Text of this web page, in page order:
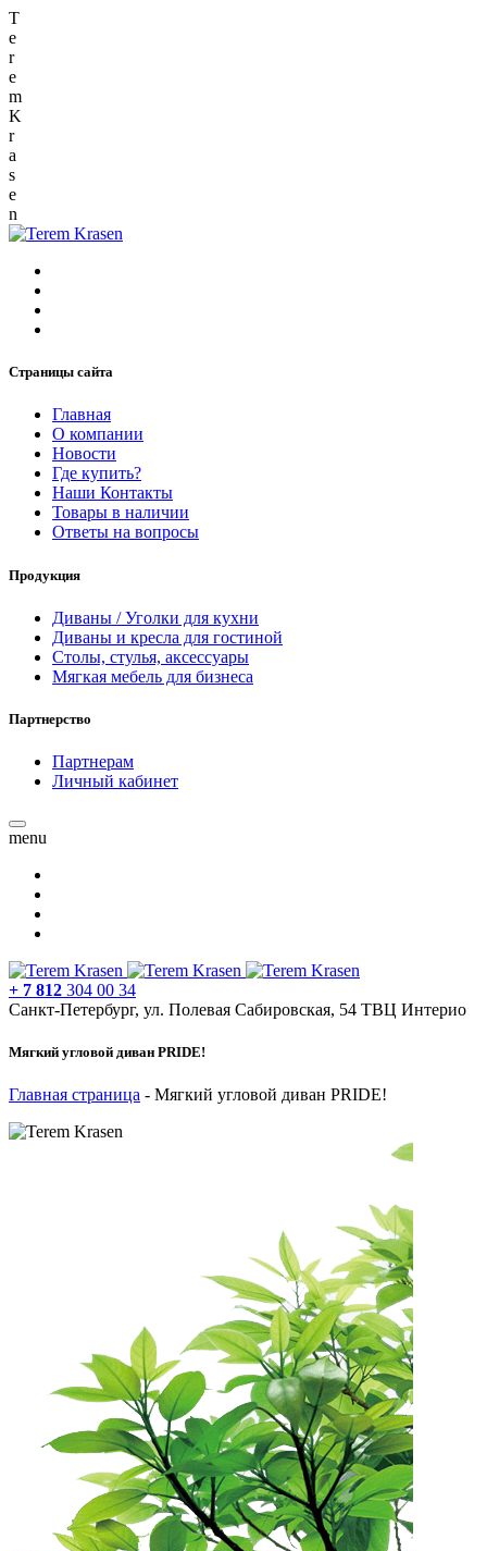
T
e
r
e
m
K
r
a
s
e
n
Страницы сайта
Главная
О компании
Новости
Где купить?
Наши Контакты
Товары в наличии
Ответы на вопросы
Продукция
Диваны / Уголки для кухни
Диваны и кресла для гостиной
Столы, стулья, аксессуары
Мягкая мебель для бизнеса
Партнерство
Партнерам
Личный кабинет
menu
+ 7 812 304 00 34
Санкт-Петербург, ул. Полевая Сабировская, 54 ТВЦ Интерио
Мягкий угловой диван PRIDE!
Главная страница - Мягкий угловой диван PRIDE!